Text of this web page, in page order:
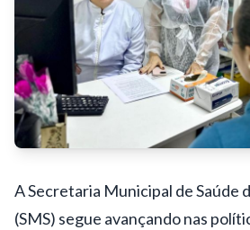
A Secretaria Municipal de Saúde
(SMS) segue avançando nas